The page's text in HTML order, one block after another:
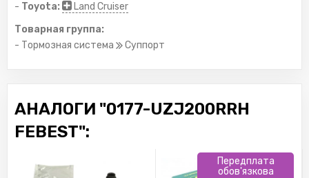
- Toyota:
Land Cruiser
Товарная группа:
- Тормозная система
Суппорт
АНАЛОГИ "0177-UZJ200RRH
FEBEST":
Передплата
обов'язкова